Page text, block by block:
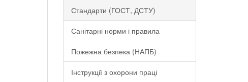
Стандарти (ГОСТ, ДСТУ)
Санітарні норми і правила
Пожежна безпека (НАПБ)
Інструкції з охорони праці